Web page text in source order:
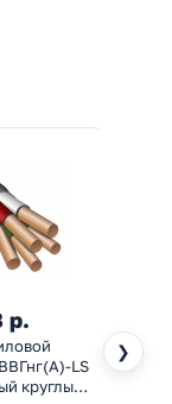
❯
р.
LS
круглый